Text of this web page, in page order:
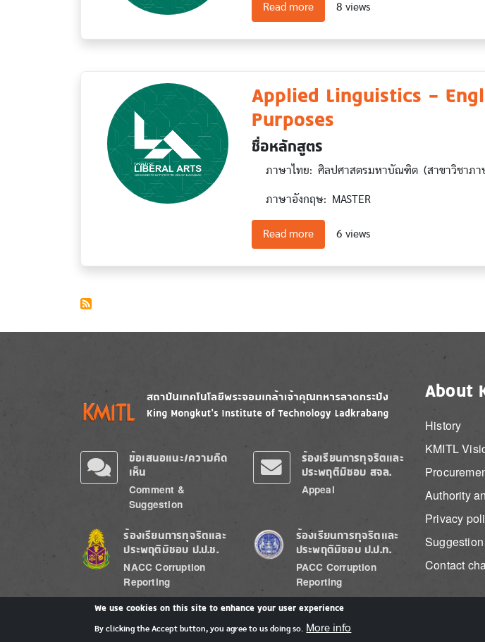
Read moreabout English
8 views
Applied Linguistics –
Purposes
ชื่อหลักสูตร
ภาษาไทย: ศิลปศาสตรมหาบัณฑิต (สาขาวิชาภาษ
ภาษาอังกฤษ: MASTER
Read moreabout Applied Linguistics – English
6 views
Image Image
ข้อเสนอแนะ/ความคิด
เห็น
Comment &
Suggestion
ร้องเรียนการทุจริตและ
ประพฤติมิชอบ สจล.
Appeal
Image
ร้องเรียนการทุจริตและ
ประพฤติมิชอบ ป.ป.ช.
NACC Corruption
Reporting
Image
ร้องเรียนการทุจริตและ
ประพฤติมิชอบ ป.ป.ท.
PACC Corruption
Reporting
About
History
KMITL
Authority
Privacy
Suggestion
Contact
We use cookies on this site to enhance your user experience
By clicking the Accept button, you agree to us doing so. More info